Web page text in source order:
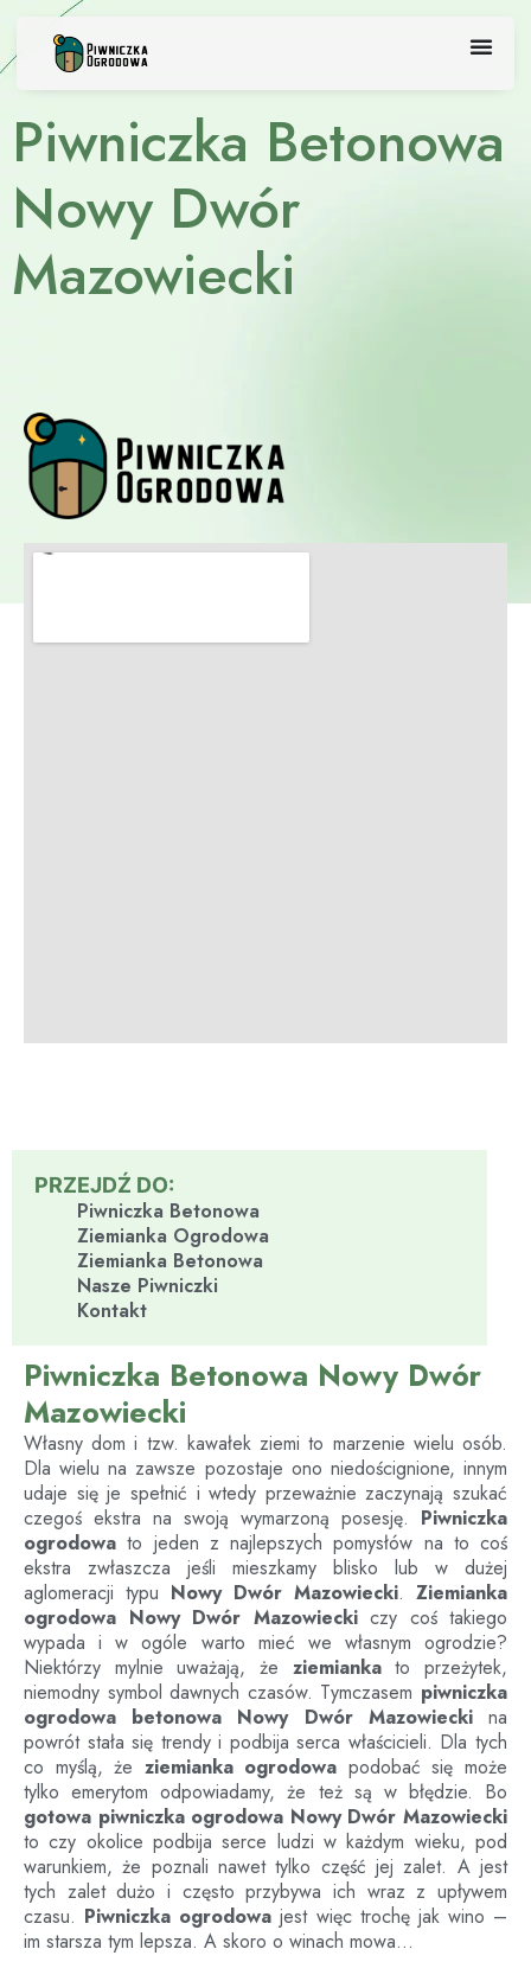
content
Piwniczka Betonowa
Nowy Dwór
Mazowiecki
PRZEJDŹ DO:
Piwniczka Betonowa
Ziemianka Ogrodowa
Ziemianka Betonowa
Nasze Piwniczki
Kontakt
Piwniczka Betonowa Nowy Dwór
Mazowiecki
Własny dom i tzw. kawałek ziemi to marzenie wielu osób.
Dla wielu na zawsze pozostaje ono niedoścignione, innym
udaje się je spełnić i wtedy przeważnie zaczynają szukać
czegoś ekstra na swoją wymarzoną posesję. Piwniczka
ogrodowa to jeden z najlepszych pomysłów na to coś
ekstra zwłaszcza jeśli mieszkamy blisko lub w dużej
aglomeracji typu Nowy Dwór Mazowiecki. Ziemianka
ogrodowa Nowy Dwór Mazowiecki czy coś takiego
wypada i w ogóle warto mieć we własnym ogrodzie?
Niektórzy mylnie uważają, że ziemiankato przeżytek,
niemodny symbol dawnych czasów. Tymczasem piwniczka
ogrodowa betonowa Nowy Dwór Mazowieckina
powrót stała się trendy i podbija serca właścicieli. Dla tych
co myślą, że ziemianka ogrodowa podobać się może
tylko emerytom odpowiadamy, że też są w błędzie. Bo
gotowa piwniczka ogrodowa Nowy Dwór Mazowiecki
to czy okolice podbija serce ludzi w każdym wieku, pod
warunkiem, że poznali nawet tylko część jej zalet. A jest
tych zalet dużo i często przybywa ich wraz z upływem
czasu. Piwniczka ogrodowa jest więc trochę jak wino –
im starsza tym lepsza. A skoro o winach mowa…